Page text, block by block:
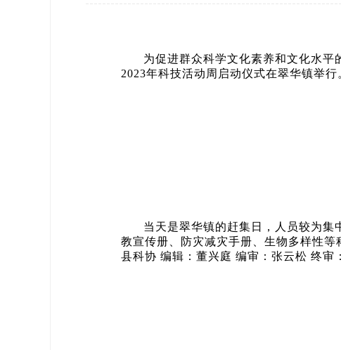
为促进群众科学文化素养和文化水平
2023年科技活动周启动仪式在翠华镇举
当天是翠华镇的赶集日，人员较为
教宣传册、防灾减灾手册、生物多样性等
县科协 编辑：董兴庭 编审：张云松 终审